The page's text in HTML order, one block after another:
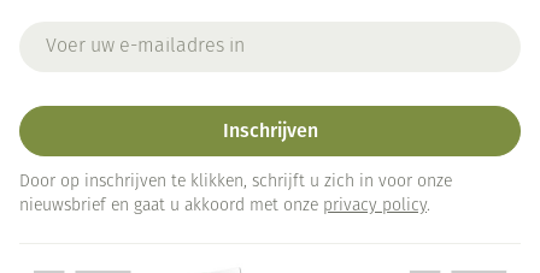
Inschrijven
Door op inschrijven te klikken, schrijft u zich in voor onze
nieuwsbrief en gaat u akkoord met onze privacy policy.